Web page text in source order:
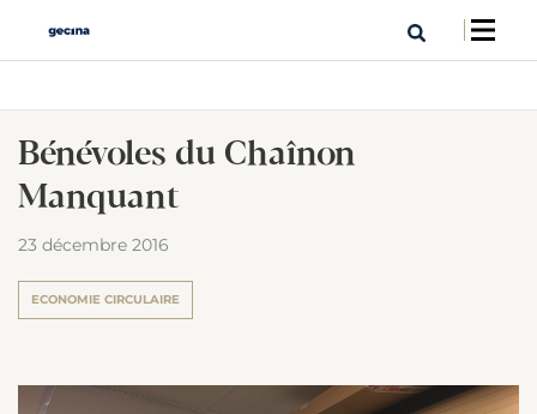
Bénévoles du Chaînon
Manquant
23 décembre 2016
ECONOMIE CIRCULAIRE